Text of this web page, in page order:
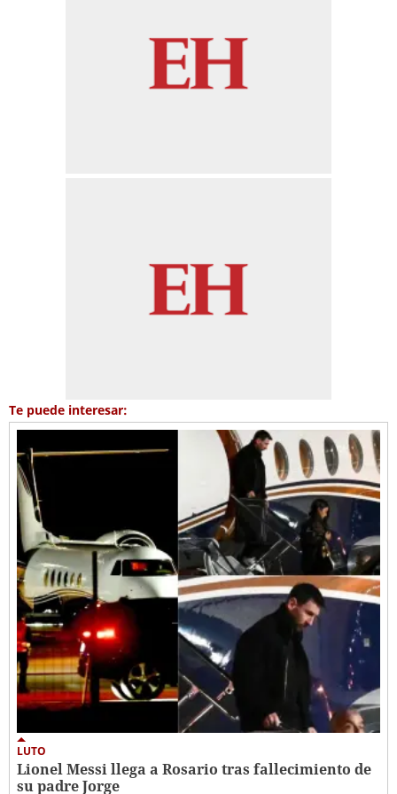
Te puede interesar:
LUTO
Lionel Messi llega a Rosario tras fallecimiento de
su padre Jorge